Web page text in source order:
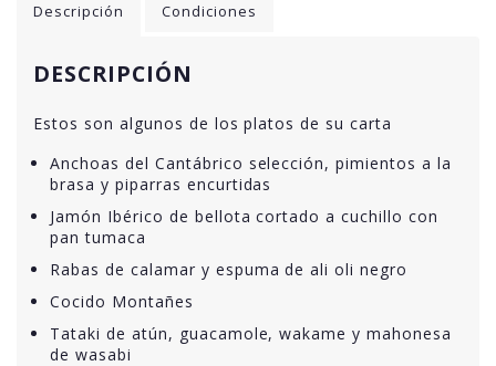
Descripción Condiciones
DESCRIPCIÓN
Estos son algunos de los platos de su carta
Anchoas del Cantábrico selección, pimientos a la
brasa y piparras encurtidas
Jamón Ibérico de bellota cortado a cuchillo con
pan tumaca
Rabas de calamar y espuma de ali oli negro
Cocido Montañes
Tataki de atún, guacamole, wakame y mahonesa
de wasabi